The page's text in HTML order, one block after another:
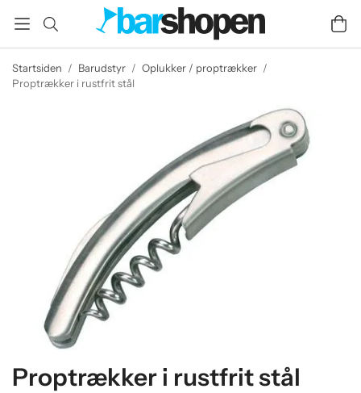
Startsiden / Barudstyr / Oplukker / proptrækker /
Proptrækker i rustfrit stål
Proptrækker i rustfrit stål